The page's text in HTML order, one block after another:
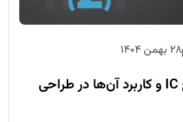
28 بهمن 1404
آشنایی با انواع پکیج IC و کاربرد آن‌ها در طراحی